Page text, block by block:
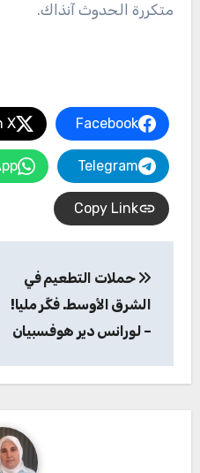
متكررة الحدوث آنذاك.
Facebook
X
Telegram
Copy Link
المقالات
حملات التطعيم في
الشرق الأوسط. فكِّر مليا!
– لورانس دير هوفسبيان